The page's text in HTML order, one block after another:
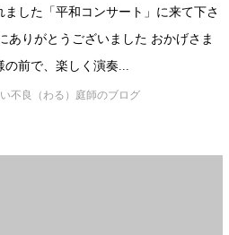
ました「平和コンサート」に来て下さ
ありがとうございました おかげさま
前で、楽しく演奏...
不良（わる）庭師のブログ